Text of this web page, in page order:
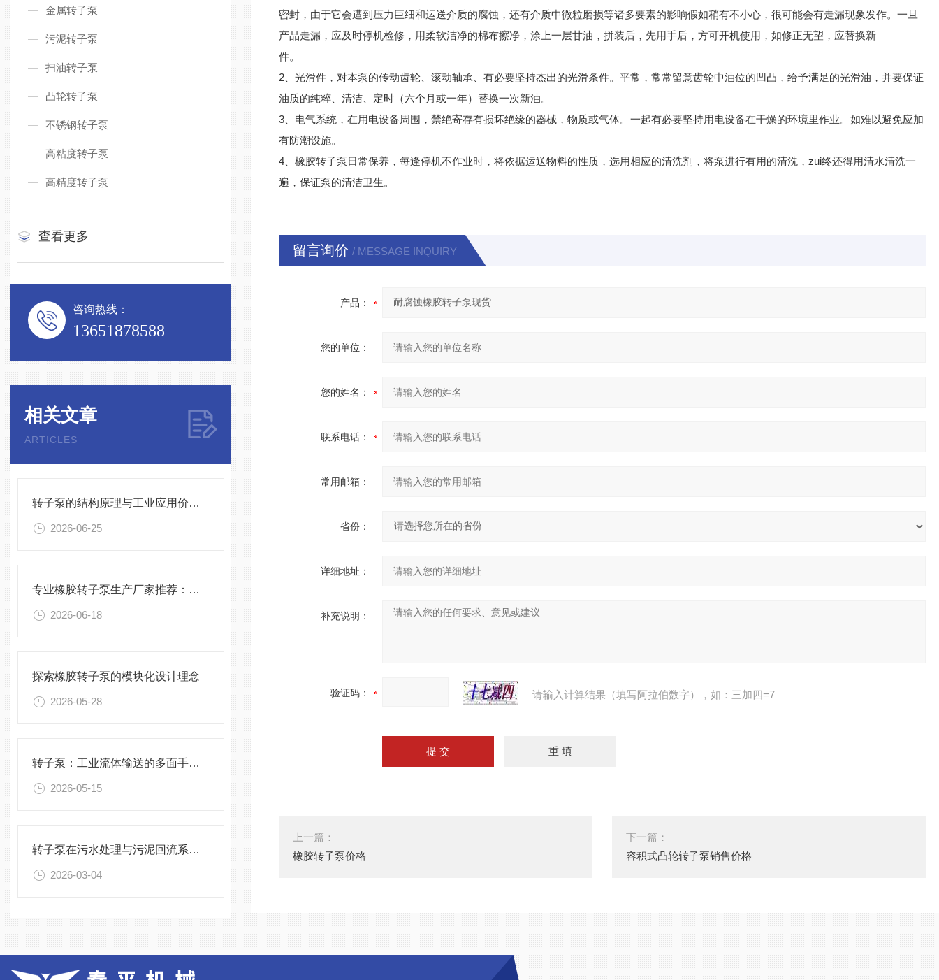
金属转子泵
污泥转子泵
扫油转子泵
凸轮转子泵
不锈钢转子泵
高粘度转子泵
高精度转子泵
查看更多
咨询热线：
13651878588
相关文章
ARTICLES
转子泵的结构原理与工业应用价值探析
2026-06-25
专业橡胶转子泵生产厂家推荐：秦平机械的制造实力与应用案例
2026-06-18
探索橡胶转子泵的模块化设计理念
2026-05-28
转子泵：工业流体输送的多面手与技术革新
2026-05-15
转子泵在污水处理与污泥回流系统中的关键作用
2026-03-04
密封，由于它会遭到压力巨细和运送介质的腐蚀，还有介质中微粒磨损等诸多要素的影响假如稍有不小心，很可能会有走漏现象发作。一旦
产品走漏，应及时停机检修，用柔软洁净的棉布擦净，涂上一层甘油，拼装后，先用手后，方可开机使用，如修正无望，应替换新
件。
2、光滑件，对本泵的传动齿轮、滚动轴承、有必要坚持杰出的光滑条件。平常，常常留意齿轮中油位的凹凸，给予满足的光滑油，并要保证
油质的纯粹、清洁、定时（六个月或一年）替换一次新油。
3、电气系统，在用电设备周围，禁绝寄存有损坏绝缘的器械，物质或气体。一起有必要坚持用电设备在干燥的环境里作业。如难以避免应加
有防潮设施。
4、橡胶转子泵日常保养，每逢停机不作业时，将依据运送物料的性质，选用相应的清洗剂，将泵进行有用的清洗，zui终还得用清水清洗一
遍，保证泵的清洁卫生。
留言询价 / MESSAGE INQUIRY
产品：
您的单位：
您的姓名：
联系电话：
常用邮箱：
省份：
详细地址：
补充说明：
验证码： 请输入计算结果（填写阿拉伯数字），如：三加四=7
上一篇：
橡胶转子泵价格
下一篇：
容积式凸轮转子泵销售价格